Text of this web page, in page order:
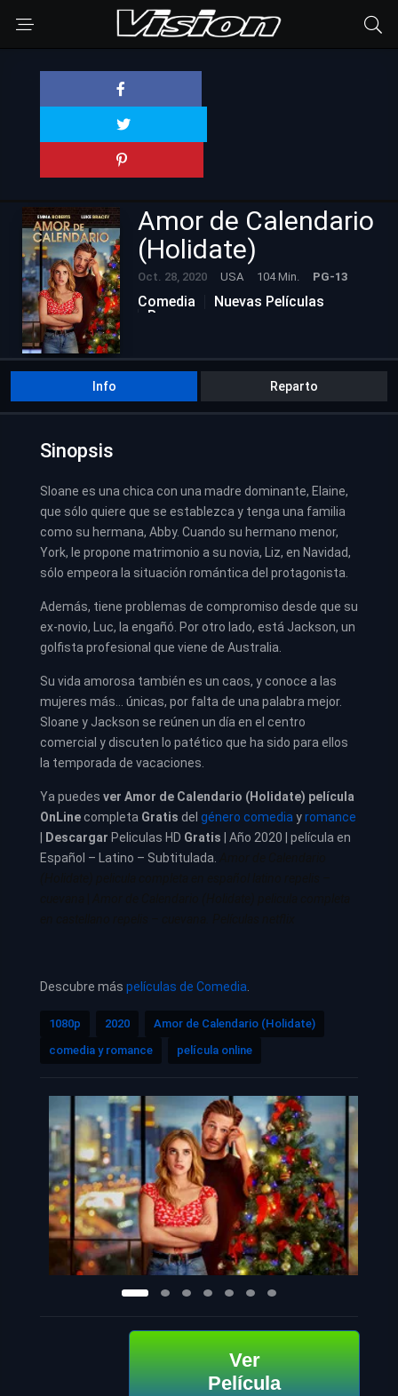
Amor de Calendario
(Holidate)
Oct. 28, 2020 USA 104 Min. PG-13
Comedia
Nuevas Películas
Romance
Info Reparto
Sinopsis
Sloane es una chica con una madre dominante, Elaine,
que sólo quiere que se establezca y tenga una familia
como su hermana, Abby. Cuando su hermano menor,
York, le propone matrimonio a su novia, Liz, en Navidad,
sólo empeora la situación romántica del protagonista.
Además, tiene problemas de compromiso desde que su
ex-novio, Luc, la engañó. Por otro lado, está Jackson, un
golfista profesional que viene de Australia.
Su vida amorosa también es un caos, y conoce a las
mujeres más… únicas, por falta de una palabra mejor.
Sloane y Jackson se reúnen un día en el centro
comercial y discuten lo patético que ha sido para ellos
la temporada de vacaciones.
Ya puedes ver Amor de Calendario (Holidate) película
OnLinecompleta Gratis del género comedia yromance
Descargar Peliculas HD Gratis | Año 2020 | película en
Español – Latino – Subtitulada.
Descubre más películas de Comedia
1080p 2020
Amor de Calendario (Holidate)
comedia y romance
película online
Ver
Película